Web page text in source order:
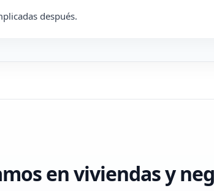
después.
en viviendas y